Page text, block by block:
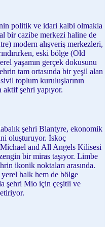
politik ve idari kalbi olmakla
bir cazibe merkezi haline de
modern alışveriş merkezleri,
eski bölge (Old
yaşamın gerçek dokusunu
tam ortasında bir yeşil alan
toplum kuruluşlarının
şehri yapıyor.
şehri Blantyre, ekonomik
oluşturuyor. İskoç
and All Angels Kilisesi
bir miras taşıyor. Limbe
ikonik noktaları arasında.
halk hem de bölge
şehri Mio için çeşitli ve